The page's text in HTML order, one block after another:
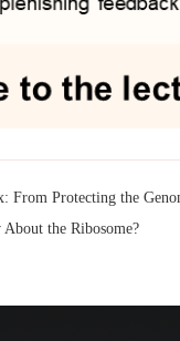
From Protecting the
the Ribosome?